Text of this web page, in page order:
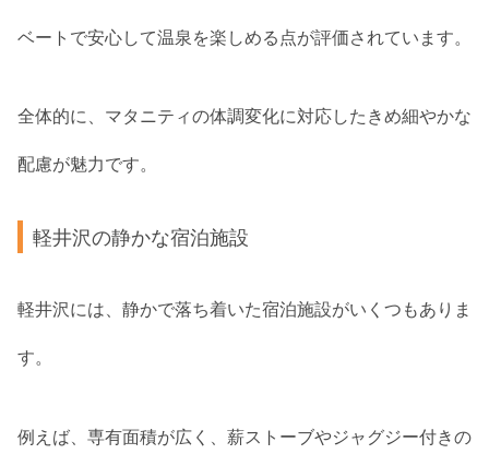
ベートで安心して温泉を楽しめる点が評価されています。
全体的に、マタニティの体調変化に対応したきめ細やかな
配慮が魅力です。
軽井沢の静かな宿泊施設
軽井沢には、静かで落ち着いた宿泊施設がいくつもありま
す。
例えば、専有面積が広く、薪ストーブやジャグジー付きの